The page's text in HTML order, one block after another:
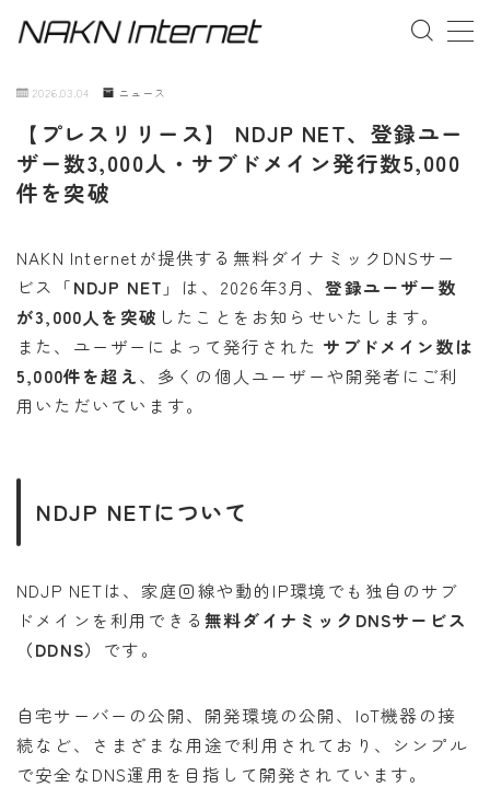
MENU
事業概要
2026.03.04 ニュース
【プレスリリース】 NDJP NET、登録ユー
ザー数3,000人・サブドメイン発行数5,000
件を突破
NAKN Internetが提供する無料ダイナミックDNSサー
ビス「NDJP NET 」は、2026年3月、登録ユーザー数
が3,000人を突破 したことをお知らせいたします。
また、ユーザーによって発行された サブドメイン数は
5,000件を超え、多くの個人ユーザーや開発者にご利
用いただいています。
NDJP NETについて
NDJP NETは、家庭回線や動的IP環境でも独自のサブ
ドメインを利用できる 無料ダイナミックDNSサービス
（DDNS） です。
自宅サーバーの公開、開発環境の公開、IoT機器の接
続など、さまざまな用途で利用されており、シンプル
で安全なDNS運用を目指して開発されています。